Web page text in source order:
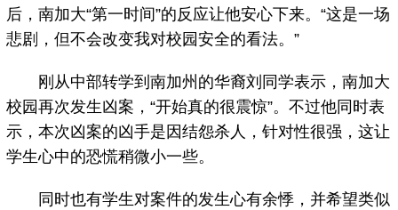
后，南加大“第一时间”的反应让他安心下来。“这是一场
悲剧，但不会改变我对校园安全的看法。”
刚从中部转学到南加州的华裔刘同学表示，南加大
校园再次发生凶案，“开始真的很震惊”。不过他同时表
示，本次凶案的凶手是因结怨杀人，针对性很强，这让
学生心中的恐慌稍微小一些。
同时也有学生对案件的发生心有余悸，并希望类似